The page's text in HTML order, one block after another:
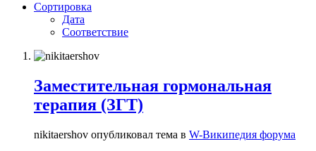
Сортировка
Дата
Соответствие
Заместительная гормональная
терапия (ЗГТ)
nikitaershov опубликовал тема в W-Википедия форума